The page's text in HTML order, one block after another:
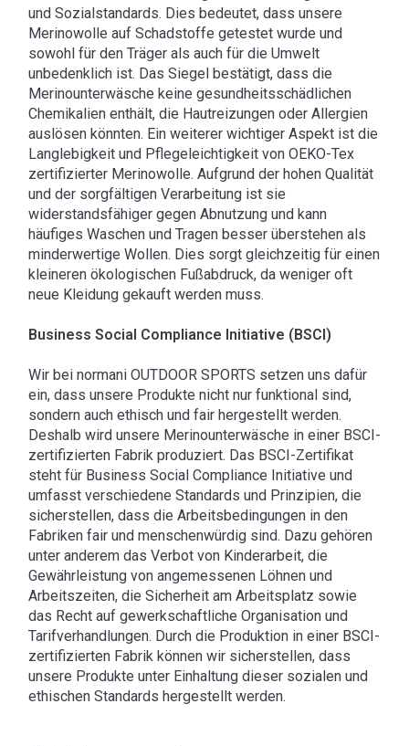
und Sozialstandards. Dies bedeutet, dass unsere
Merinowolle auf Schadstoffe getestet wurde und
sowohl für den Träger als auch für die Umwelt
unbedenklich ist. Das Siegel bestätigt, dass die
Merinounterwäsche keine gesundheitsschädlichen
Chemikalien enthält, die Hautreizungen oder Allergien
auslösen könnten. Ein weiterer wichtiger Aspekt ist die
Langlebigkeit und Pflegeleichtigkeit von OEKO-Tex
zertifizierter Merinowolle. Aufgrund der hohen Qualität
und der sorgfältigen Verarbeitung ist sie
widerstandsfähiger gegen Abnutzung und kann
häufiges Waschen und Tragen besser überstehen als
minderwertige Wollen. Dies sorgt gleichzeitig für einen
kleineren ökologischen Fußabdruck, da weniger oft
neue Kleidung gekauft werden muss.
Business Social Compliance Initiative (BSCI)
Wir bei normani OUTDOOR SPORTS setzen uns dafür
ein, dass unsere Produkte nicht nur funktional sind,
sondern auch ethisch und fair hergestellt werden.
Deshalb wird unsere Merinounterwäsche in einer BSCI-
zertifizierten Fabrik produziert. Das BSCI-Zertifikat
steht für Business Social Compliance Initiative und
umfasst verschiedene Standards und Prinzipien, die
sicherstellen, dass die Arbeitsbedingungen in den
Fabriken fair und menschenwürdig sind. Dazu gehören
unter anderem das Verbot von Kinderarbeit, die
Gewährleistung von angemessenen Löhnen und
Arbeitszeiten, die Sicherheit am Arbeitsplatz sowie
das Recht auf gewerkschaftliche Organisation und
Tarifverhandlungen. Durch die Produktion in einer BSCI-
zertifizierten Fabrik können wir sicherstellen, dass
unsere Produkte unter Einhaltung dieser sozialen und
ethischen Standards hergestellt werden.